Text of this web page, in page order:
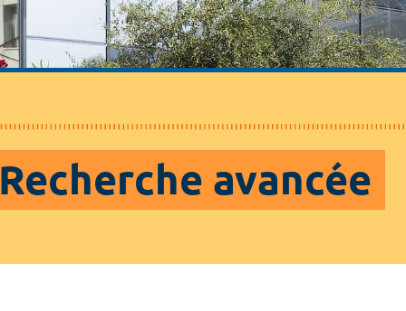
Recherche avancée